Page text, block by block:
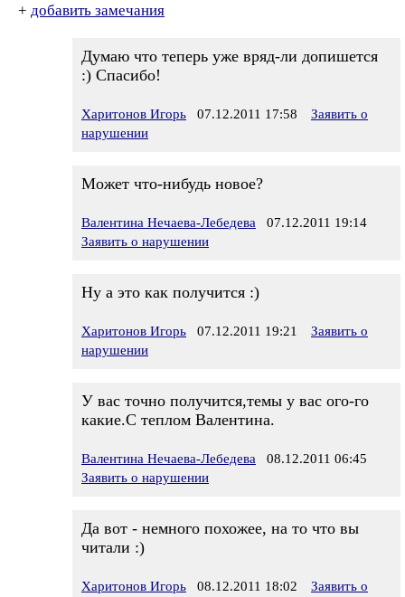
+ добавить замечания
Думаю что теперь уже вряд-ли допишется
:) Спасибо!
Харитонов Игорь 07.12.2011 17:58
Заявить о
нарушении
Может что-нибудь новое?
Валентина Нечаева-Лебедева 07.12.2011 19:14
Заявить о нарушении
Ну а это как получится :)
Харитонов Игорь 07.12.2011 19:21
Заявить о
нарушении
У вас точно получится,темы у вас ого-го
какие.С теплом Валентина.
Валентина Нечаева-Лебедева 08.12.2011 06:45
Заявить о нарушении
Да вот - немного похожее, на то что вы
читали :)
Харитонов Игорь 08.12.2011 18:02
Заявить о